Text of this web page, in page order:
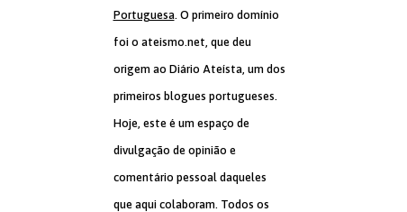
Portuguesa. O primeiro domínio
foi o ateismo.net, que deu
origem ao Diário Ateísta, um dos
primeiros blogues portugueses.
Hoje, este é um espaço de
divulgação de opinião e
comentário pessoal daqueles
que aqui colaboram. Todos os